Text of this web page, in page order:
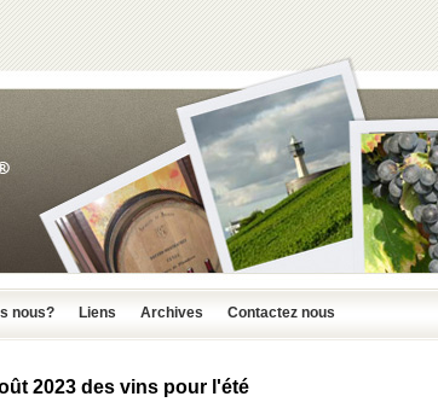
nous? Liens Archives Contactez nous
2023 des vins pour l'été